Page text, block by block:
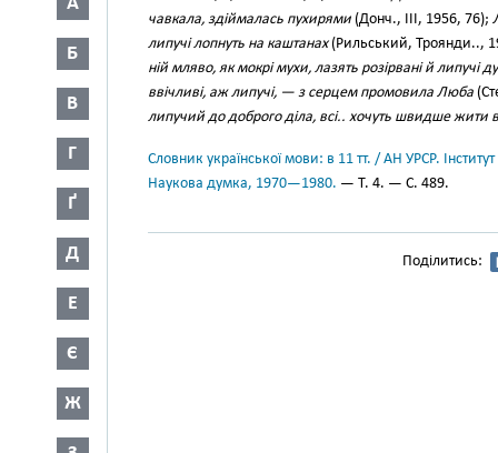
Б
В
Г
Ґ
Д
Е
Є
Ж
чавкала, здіймалась пухирями (Донч., III, 1956, 76);
липучі лопнуть на каштанах(Рильський, Троянди..,
ній мляво, як мокрі мухи, лазять розірвані й липучі
ввічливі, аж липучі, — з серцем промовила Люба
липучий до доброго діла, всі.. хочуть швидше жити в
Словник української мови: в 11 тт. / АН УРСР.
Наукова думка, 1970—1980. — Т. 4. — С. 489.
Поділитись: